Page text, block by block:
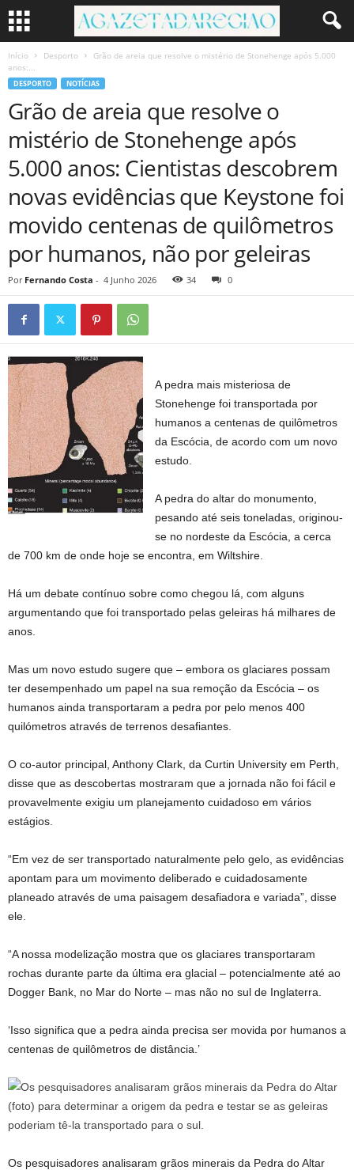
Início Desporto
Grão de areia que resolve o mistério de Stonehenge após 5.000
anos:...
DESPORTO NOTÍCIAS
Grão de areia que resolve o
mistério de Stonehenge após
5.000 anos: Cientistas descobrem
novas evidências que Keystone foi
movido centenas de quilômetros
por humanos, não por geleiras
Por Fernando Costa - 4 Junho 2026 34 0
A pedra mais misteriosa de
Stonehenge foi transportada por
humanos a centenas de quilômetros
da Escócia, de acordo com um novo
estudo.
A pedra do altar do monumento,
pesando até seis toneladas, originou-
se no nordeste da Escócia, a cerca
de 700 km de onde hoje se encontra, em Wiltshire.
Há um debate contínuo sobre como chegou lá, com alguns
argumentando que foi transportado pelas geleiras há milhares de
anos.
Mas um novo estudo sugere que – embora os glaciares possam
ter desempenhado um papel na sua remoção da Escócia – os
humanos ainda transportaram a pedra por pelo menos 400
quilómetros através de terrenos desafiantes.
O co-autor principal, Anthony Clark, da Curtin University em Perth,
disse que as descobertas mostraram que a jornada não foi fácil e
provavelmente exigiu um planejamento cuidadoso em vários
estágios.
“Em vez de ser transportado naturalmente pelo gelo, as evidências
apontam para um movimento deliberado e cuidadosamente
planeado através de uma paisagem desafiadora e variada”, disse
ele.
“A nossa modelização mostra que os glaciares transportaram
rochas durante parte da última era glacial – potencialmente até ao
Dogger Bank, no Mar do Norte – mas não no sul de Inglaterra.
‘Isso significa que a pedra ainda precisa ser movida por humanos a
centenas de quilômetros de distância.’
Os pesquisadores analisaram grãos minerais da Pedra do Altar